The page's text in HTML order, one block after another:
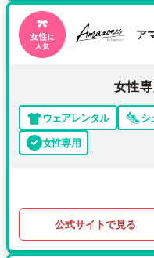
ア
女性
ウェアレンタル シ
女性専用
公式サイトで見る